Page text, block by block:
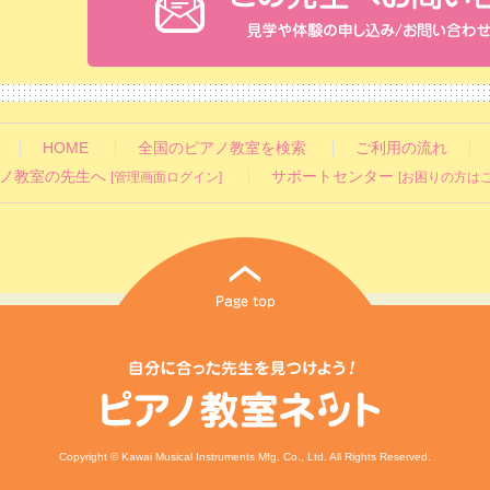
HOME 全国のピアノ教室を検索
ご利用の流れ
教室の先生へ [管理画面ログイン] サポートセンター [お困りの方は
Copyright © Kawai Musical Instruments Mfg. Co., Ltd. All Rights Reserved.